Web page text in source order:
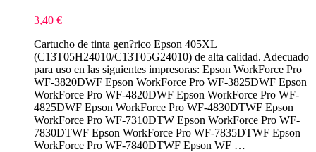
3,40 €
Cartucho de tinta gen?rico Epson 405XL
(C13T05H24010/C13T05G24010) de alta calidad. Adecuado
para uso en las siguientes impresoras: Epson WorkForce Pro
WF-3820DWF Epson WorkForce Pro WF-3825DWF Epson
WorkForce Pro WF-4820DWF Epson WorkForce Pro WF-
4825DWF Epson WorkForce Pro WF-4830DTWF Epson
WorkForce Pro WF-7310DTW Epson WorkForce Pro WF-
7830DTWF Epson WorkForce Pro WF-7835DTWF Epson
WorkForce Pro WF-7840DTWF Epson WF …